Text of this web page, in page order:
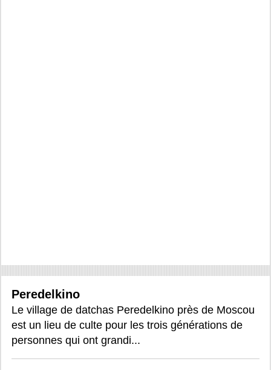
Peredelkino
Le village de datchas Peredelkino près de Moscou
est un lieu de culte pour les trois générations de
personnes qui ont grandi...